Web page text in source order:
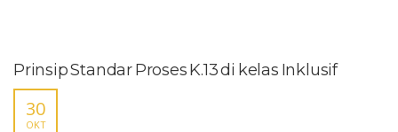
Prinsip Standar Proses K.13 di kelas Inklusif
30
OKT